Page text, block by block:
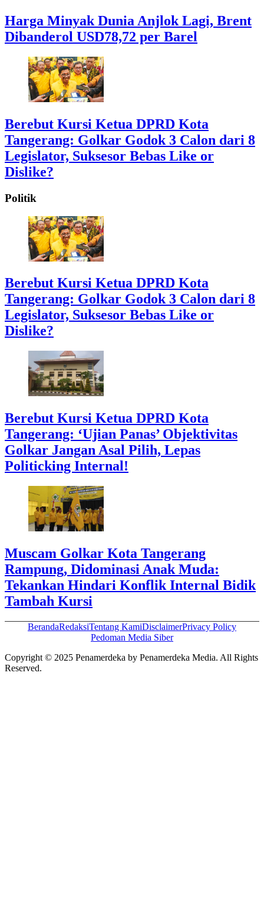
Harga Minyak Dunia Anjlok Lagi, Brent
Dibanderol USD78,72 per Barel
Berebut Kursi Ketua DPRD Kota
Tangerang: Golkar Godok 3 Calon dari 8
Legislator, Suksesor Bebas Like or
Dislike?
Politik
Berebut Kursi Ketua DPRD Kota
Tangerang: Golkar Godok 3 Calon dari 8
Legislator, Suksesor Bebas Like or
Dislike?
Berebut Kursi Ketua DPRD Kota
Tangerang: ‘Ujian Panas’ Objektivitas
Golkar Jangan Asal Pilih, Lepas
Politicking Internal!
Muscam Golkar Kota Tangerang
Rampung, Didominasi Anak Muda:
Tekankan Hindari Konflik Internal Bidik
Tambah Kursi
BerandaRedaksiTentang KamiDisclaimerPrivacy Policy
Pedoman Media Siber
Copyright © 2025 Penamerdeka by Penamerdeka Media. All Rights
Reserved.